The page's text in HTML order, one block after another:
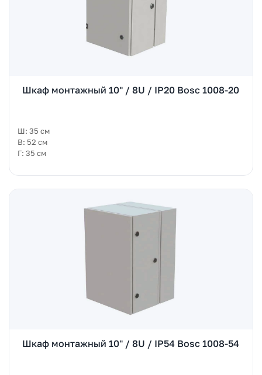
Шкаф монтажный 10" / 8U / IP20 Bosc 1008-20
Ш: 35 см
В: 52 см
Г: 35 см
Шкаф монтажный 10" / 8U / IP54 Bosc 1008-54